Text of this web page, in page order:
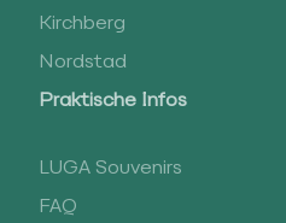
Kirchberg
Nordstad
Praktische Infos
LUGA Souvenirs
FAQ